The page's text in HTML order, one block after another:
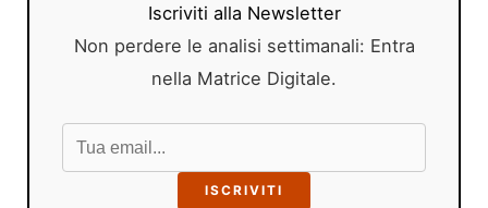
Iscriviti alla Newsletter
Non perdere le analisi settimanali: Entra
nella Matrice Digitale.
ISCRIVITI